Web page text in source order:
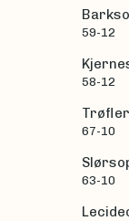
59-12
58-12
Trøfler
67-10
63-10